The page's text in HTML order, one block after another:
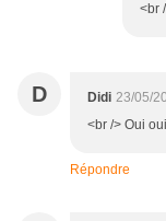
<br
D Didi 23/05/
<br /> Oui
Répondre